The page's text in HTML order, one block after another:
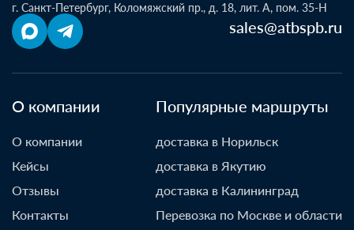
г. Санкт-Петербург, Коломяжский пр., д. 18, лит. А, пом. 35-Н
sales@atbspb.ru
О компании
О компании
Кейсы
Отзывы
Контакты
Популярные маршруты
доставка в Норильск
доставка в Якутию
доставка в Калининград
Перевозка по Москве и области